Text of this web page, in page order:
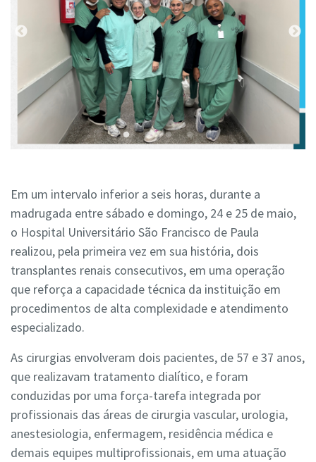
Em um intervalo inferior a seis horas, durante a
madrugada entre sábado e domingo, 24 e 25 de maio,
o Hospital Universitário São Francisco de Paula
realizou, pela primeira vez em sua história, dois
transplantes renais consecutivos, em uma operação
que reforça a capacidade técnica da instituição em
procedimentos de alta complexidade e atendimento
especializado.
As cirurgias envolveram dois pacientes, de 57 e 37 anos,
que realizavam tratamento dialítico, e foram
conduzidas por uma força-tarefa integrada por
profissionais das áreas de cirurgia vascular, urologia,
anestesiologia, enfermagem, residência médica e
demais equipes multiprofissionais, em uma atuação